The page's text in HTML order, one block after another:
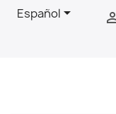
Español